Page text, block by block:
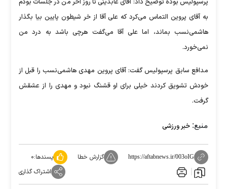
به آقای پروین التماس می‌کرد که علی آقا از خر شیطون پایین بیا بگذار
هاشمی‌نسب بماند، اما علی آقا می‌گفت هرچی باشد به درد من
نمی‌خورد.
مدافع سابق پرسپولیس گفت: آقای پروین مهدی هاشمی‌نسب را قبل از
خودش تشویق کردند خیلی برای او قشنگ نبود و مهدی را از عشقش
گرفت.
منبع: خبر ورزشی
https://aftabnews.ir/003oIG گزارش خطا پسندها:۰
اشتراک گذاری